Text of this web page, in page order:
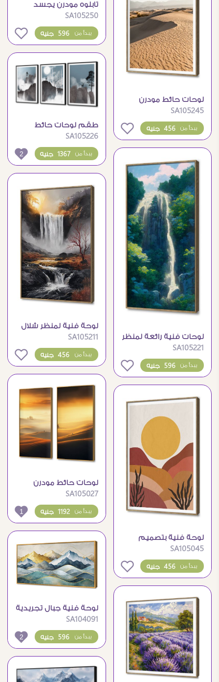
تابلوه مودرن يجسد
سحر رمال الصحراء
الذهبية
SA105250
596 جنيه يبدأ من
لوحات حائط مودرن
لمناظر طبيعية وكثبان
رملية
SA105245
456 جنيه يبدأ من
طقم لوحات حائط
مودرن للجبال والغزلان
SA105226
1367 جنيه يبدأ من 2
لوحات فنية رائعة لمنظر
طبيعي لشلال وسط
الغابات
SA105221
596 جنيه يبدأ من 0
لوحة فنية لمنظر شلال
طبيعي وقت الغروب
SA105211
456 جنيه يبدأ من 0
لوحة فنية بتصميم
طبيعي بوهيمي وألوان
دافئة
SA105045
456 جنيه يبدأ من
لوحات حائط مودرن
لمناظر طبيعية ذهبية
ساحرة
SA105027
1192 جنيه يبدأ من 1
لوحة فنية جبال تجريدية
ذهبية لديكور الحوائط
SA104091
596 جنيه يبدأ من 2